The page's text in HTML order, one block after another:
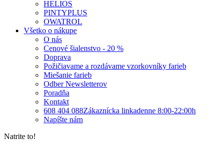
HELIOS
PINTYPLUS
OWATROL
Všetko o nákupe
O nás
Cenové šialenstvo - 20 %
Doprava
Požičiavame a rozdávame vzorkovníky farieb
Miešanie farieb
Odber Newsletterov
Poradňa
Kontakt
608 404 088Zákaznícka linkadenne 8:00-22:00h
Napíšte nám
Natrite to!